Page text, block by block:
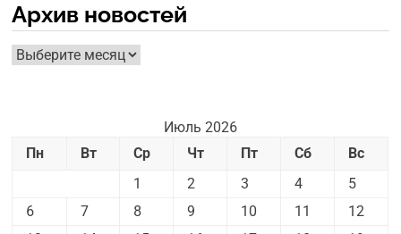
Архив новостей
Архив
новостей
Июль 2026
Пн
Вт Ср Чт Пт Сб
Вс
1
2 3 4
5
6
7 8 9 10 11
12